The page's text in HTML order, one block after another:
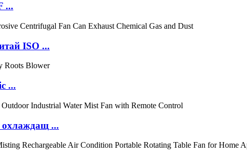
...
ISO ...
...
охлаждащ ...